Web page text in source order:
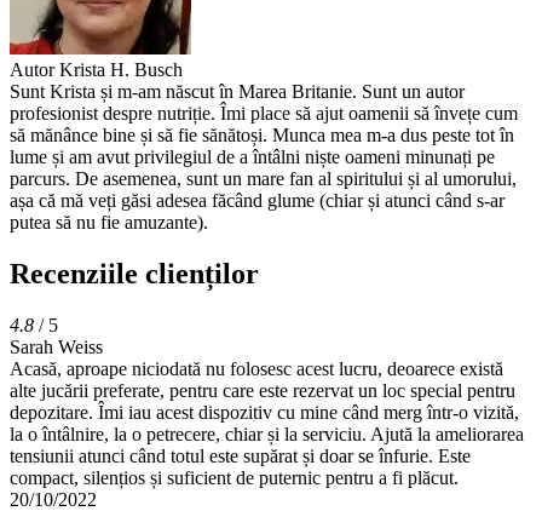
Autor Krista H. Busch
Sunt Krista și m-am născut în Marea Britanie. Sunt un autor
profesionist despre nutriție. Îmi place să ajut oamenii să învețe cum
să mănânce bine și să fie sănătoși. Munca mea m-a dus peste tot în
lume și am avut privilegiul de a întâlni niște oameni minunați pe
parcurs. De asemenea, sunt un mare fan al spiritului și al umorului,
așa că mă veți găsi adesea făcând glume (chiar și atunci când s-ar
putea să nu fie amuzante).
Recenziile clienților
4.8 / 5
Sarah Weiss
Acasă, aproape niciodată nu folosesc acest lucru, deoarece există
alte jucării preferate, pentru care este rezervat un loc special pentru
depozitare. Îmi iau acest dispozitiv cu mine când merg într-o vizită,
la o întâlnire, la o petrecere, chiar și la serviciu. Ajută la ameliorarea
tensiunii atunci când totul este supărat și doar se înfurie. Este
compact, silențios și suficient de puternic pentru a fi plăcut.
20/10/2022